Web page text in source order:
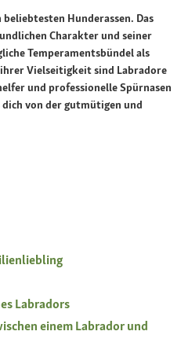
Hunderassen. Das
Charakter und seiner
Temperamentsbündel als
Vielseitigkeit sind Labradore
und professionelle Spürnasen
dich von der gutmütigen und
Labradors
einem Labrador und